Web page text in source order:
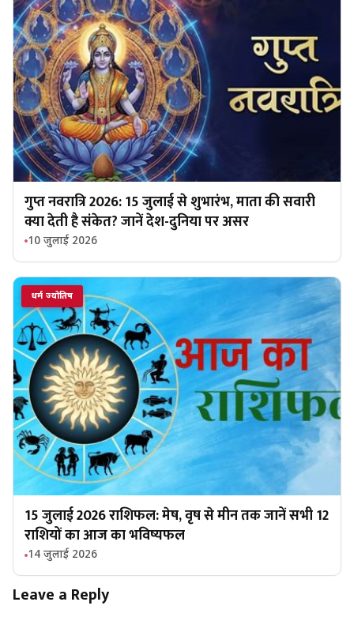
गुप्त नवरात्रि 2026: 15 जुलाई से शुभारंभ, माता की सवारी
क्या देती है संकेत? जानें देश-दुनिया पर असर
10 जुलाई 2026
धर्म ज्योतिष
15 जुलाई 2026 राशिफल: मेष, वृष से मीन तक जानें सभी 12
राशियों का आज का भविष्यफल
14 जुलाई 2026
Leave a Reply